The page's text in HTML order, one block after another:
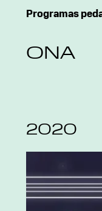
Programas
ONA
2020